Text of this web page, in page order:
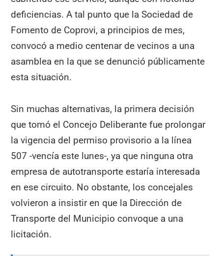
deficiencias. A tal punto que la Sociedad de
Fomento de Coprovi, a principios de mes,
convocó a medio centenar de vecinos a una
asamblea en la que se denunció públicamente
esta situación.
Sin muchas alternativas, la primera decisión
que tomó el Concejo Deliberante fue prolongar
la vigencia del permiso provisorio a la línea
507 -vencía este lunes-, ya que ninguna otra
empresa de autotransporte estaría interesada
en ese circuito. No obstante, los concejales
volvieron a insistir en que la Dirección de
Transporte del Municipio convoque a una
licitación.